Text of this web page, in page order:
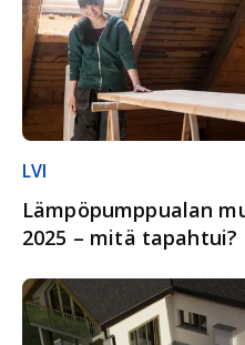
LVI
Lämpöpumppualan
2025 – mitä tapahtui?